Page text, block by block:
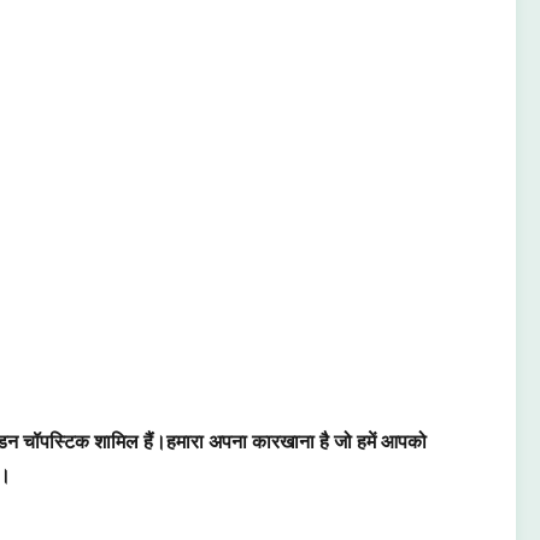
चॉपस्टिक शामिल हैं।हमारा अपना कारखाना है जो हमें आपको